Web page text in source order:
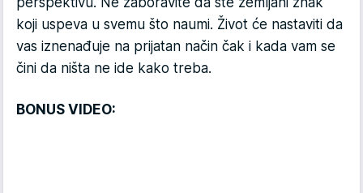
koji uspeva u svemu što naumi. Život će nastaviti da
vas iznenađuje na prijatan način čak i kada vam se
čini da ništa ne ide kako treba.
BONUS VIDEO: